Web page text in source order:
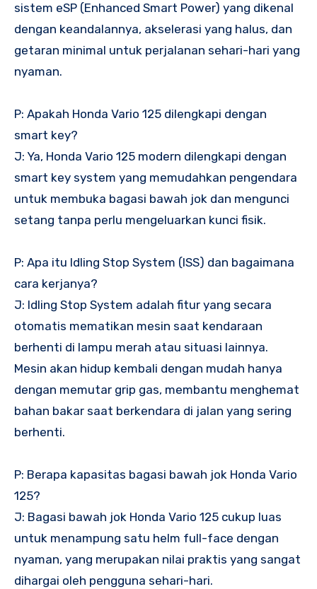
sistem eSP (Enhanced Smart Power) yang dikenal
dengan keandalannya, akselerasi yang halus, dan
getaran minimal untuk perjalanan sehari-hari yang
nyaman.
P: Apakah Honda Vario 125 dilengkapi dengan
smart key?
J: Ya, Honda Vario 125 modern dilengkapi dengan
smart key system yang memudahkan pengendara
untuk membuka bagasi bawah jok dan mengunci
setang tanpa perlu mengeluarkan kunci fisik.
P: Apa itu Idling Stop System (ISS) dan bagaimana
cara kerjanya?
J: Idling Stop System adalah fitur yang secara
otomatis mematikan mesin saat kendaraan
berhenti di lampu merah atau situasi lainnya.
Mesin akan hidup kembali dengan mudah hanya
dengan memutar grip gas, membantu menghemat
bahan bakar saat berkendara di jalan yang sering
berhenti.
P: Berapa kapasitas bagasi bawah jok Honda Vario
125?
J: Bagasi bawah jok Honda Vario 125 cukup luas
untuk menampung satu helm full-face dengan
nyaman, yang merupakan nilai praktis yang sangat
dihargai oleh pengguna sehari-hari.